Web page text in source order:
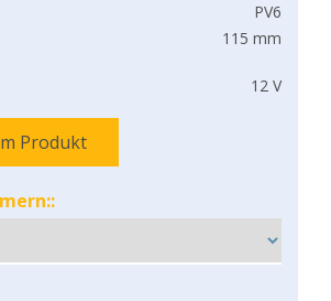
PV6
115 mm
12 V
Produkt